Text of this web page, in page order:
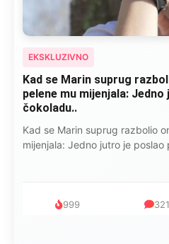
EKSKLUZIVNO
Kad se Marin suprug
pelene mu mijenjala:
čokoladu..
Kad se Marin suprug razbolio
mijenjala: Jedno jutro je poslao
999 321